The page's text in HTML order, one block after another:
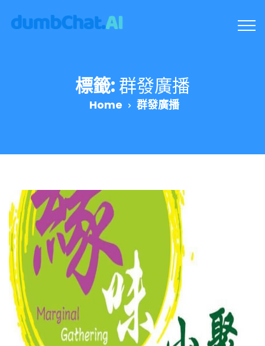
標籤:群發廣播
Home 群發廣播